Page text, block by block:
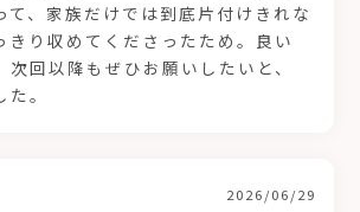
て、家族だけでは到底片付けきれな
きり収めてくださったため。良い
回以降もぜひお願いしたいと、
。
2026/06/29